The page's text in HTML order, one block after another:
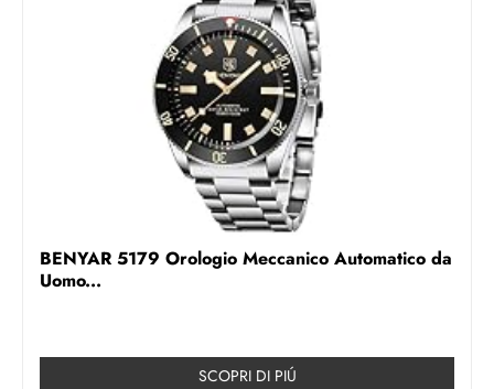
BENYAR 5179 Orologio Meccanico Automatico da
Uomo...
SCOPRI DI PIÚ